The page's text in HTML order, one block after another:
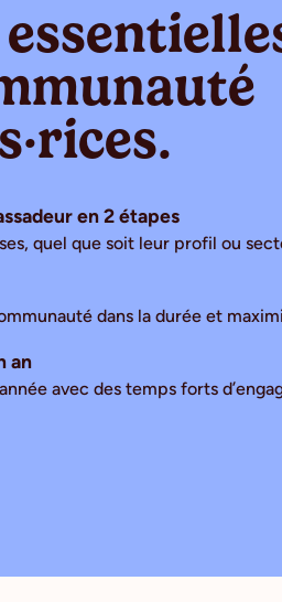
en 2 étapes
quel que soit leur profil ou
dans la durée et
an
avec des temps forts